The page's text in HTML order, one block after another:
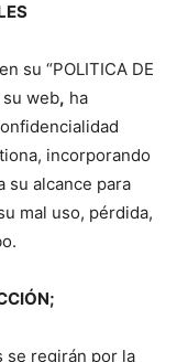
su “POLITICA DE
su web, ha
incorporando
su alcance para
mal uso, pérdida,
se regirán por la